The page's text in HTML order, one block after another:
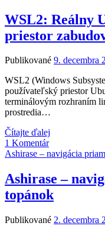
WSL2: Reálny
priestor
Publikované 9. decembra
WSL2 (Windows
používateľský priestor
terminálovým rozhraním
prostredia…
Čítajte ďalej
Ubuntu
priestor
zabudovaný
vo
1 Komentár
Ashirase – navigácia
Ashirase –
topánok
Publikované 2. decembra